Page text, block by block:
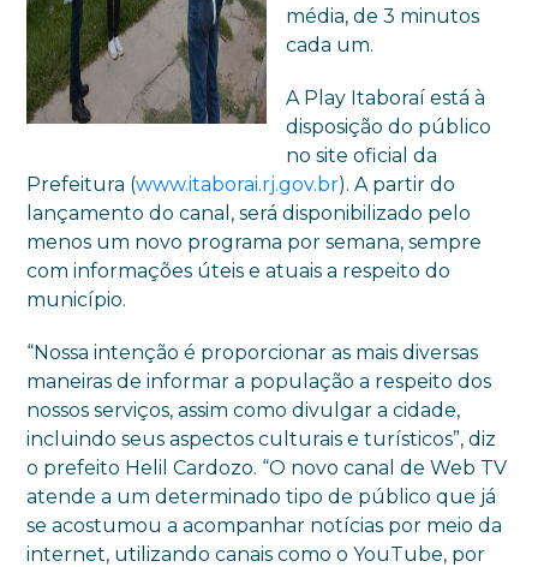
média, de 3 minutos
cada um.
A Play Itaboraí está à
disposição do público
no site oficial da
Prefeitura (www.itaborai.rj.gov.br). A partir do
lançamento do canal, será disponibilizado pelo
menos um novo programa por semana, sempre
com informações úteis e atuais a respeito do
município.
“Nossa intenção é proporcionar as mais diversas
maneiras de informar a população a respeito dos
nossos serviços, assim como divulgar a cidade,
incluindo seus aspectos culturais e turísticos”, diz
o prefeito Helil Cardozo. “O novo canal de Web TV
atende a um determinado tipo de público que já
se acostumou a acompanhar notícias por meio da
internet, utilizando canais como o YouTube, por